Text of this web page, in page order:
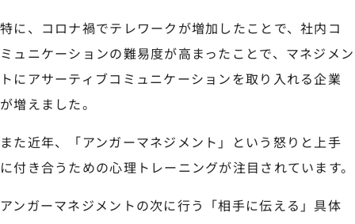
特に、コロナ禍でテレワークが増加したことで、社内コ
ミュニケーションの難易度が高まったことで、マネジメン
トにアサーティブコミュニケーションを取り入れる企業
が増えました。
また近年、「アンガーマネジメント」という怒りと上手
に付き合うための心理トレーニングが注目されています。
アンガーマネジメントの次に行う「相手に伝える」具体